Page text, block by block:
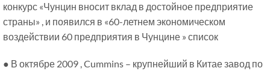
конкурс «Чунцин вносит вклад в достойное предприятие
страны» , и появился в «60-летнем экономическом
воздействии 60 предприятия в Чунцине » список
● В октябре 2009 , Cummins – крупнейший в Китае завод по